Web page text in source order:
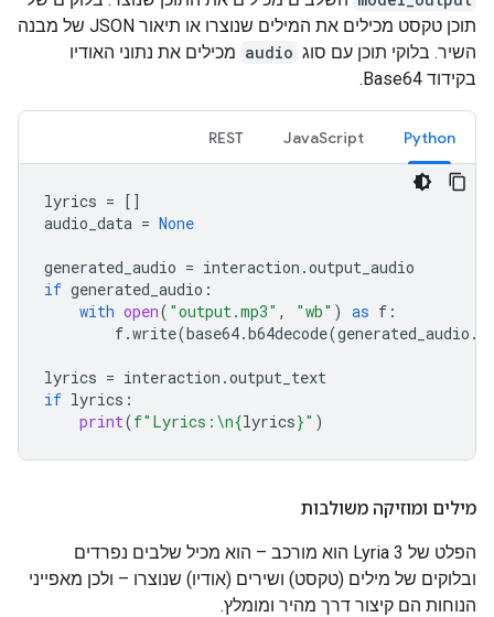
תוכן טקסט מכילים את המילים שנוצרו או תיאור JSON של מבנה
השיר. בלוקי תוכן עם סוג audio מכילים את נתוני האודיו
בקידוד Base64.
Python
JavaScript
REST
lyrics = []
audio_data = None
generated_audio = interaction .output_audio
if generated_audio :
with open( "output.mp3" , "wb" ) as f :
f.write(base64.b64decode(generated_audio .
lyrics = interaction .output_text
if lyrics :
print(f"Lyrics: \n{lyrics}" )
מילים ומוזיקה משולבות
הפלט של Lyria 3 הוא מורכב – הוא מכיל שלבים נפרדים
ובלוקים של מילים (טקסט) ושירים (אודיו) שנוצרו – ולכן מאפייני
הנוחות הם קיצור דרך מהיר ומומלץ.